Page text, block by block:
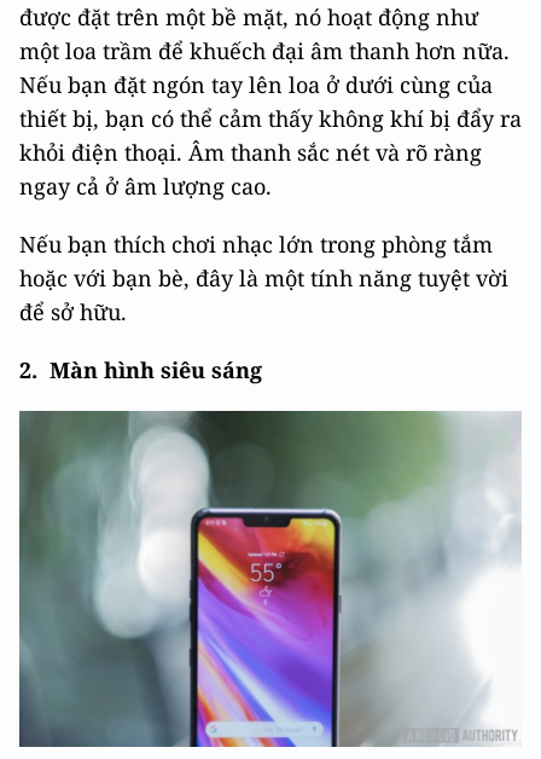
được đặt trên một bề mặt, nó hoạt động như
một loa trầm để khuếch đại âm thanh hơn nữa.
Nếu bạn đặt ngón tay lên loa ở dưới cùng của
thiết bị, bạn có thể cảm thấy không khí bị đẩy ra
khỏi điện thoại. Âm thanh sắc nét và rõ ràng
ngay cả ở âm lượng cao.
Nếu bạn thích chơi nhạc lớn trong phòng tắm
hoặc với bạn bè, đây là một tính năng tuyệt vời
để sở hữu.
2. Màn hình siêu sáng